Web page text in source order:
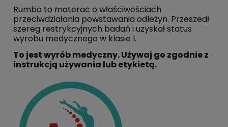
Rumba to materac o właściwościach
przeciwdziałania powstawania odleżyn. Przeszedł
szereg restrykcyjnych badań i uzyskał status
wyrobu medycznego w klasie I.
To jest wyrób medyczny. Używaj go zgodnie z
instrukcją używania lub etykietą.